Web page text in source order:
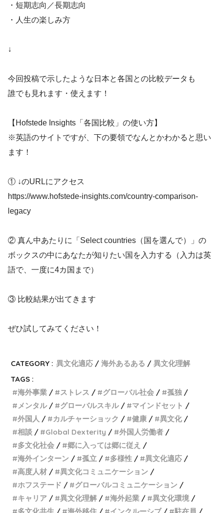
・短期志向／長期志向
・人生の楽しみ方
↓
今回投稿で示したような日本と各国との比較データも
誰でも見れます・使えます！
【Hofstede Insights「各国比較」の使い方】
※英語のサイトですが、下の要領でなんとかわかると思い
ます！
① ↓のURLにアクセス
https://www.hofstede-insights.com/country-comparison-
legacy
② 真ん中あたりに「Select countries（国を選んで）」の
ボックスの中にあなたが知りたい国を入力する（入力は英
語で、一度に4カ国まで）
③ 比較結果が出てきます
ぜひ試してみてください！
CATEGORY : 異文化適応 海外あるある
異文化理解
TAGS :
海外事業
ストレス グローバル社会
孤独
メンタル
グローバルスキル
マインドセット
外国人
カルチャーショック 健康
異文化
相談
Global Dexterity
外国人労働者
多文化社会
郷に入っては郷に従え
海外インターン
孤立 多様性
異文化適応
高度人材
異文化コミュニケーション
ホフステード
グローバルコミュニケーション
キャリア
異文化理解 海外起業
異文化環境
多文化共生
海外移住 インクルーシブ 駐在員